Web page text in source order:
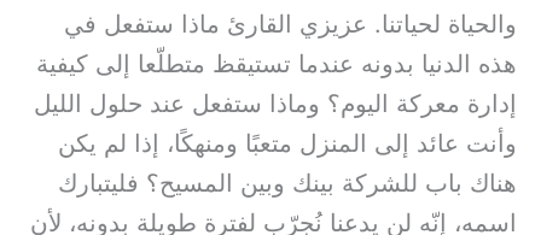
والحياة لحياتنا. عزيزي القارئ ماذا ستفعل في
هذه الدنيا بدونه عندما تستيقظ متطلّعا إلى كيفية
إدارة معركة اليوم؟ وماذا ستفعل عند حلول الليل
وأنت عائد إلى المنزل متعبًا ومنهكًا، إذا لم يكن
هناك باب للشركة بينك وبين المسيح؟ فليتبارك
اسمه، إنّه لن يدعنا نُجرّب لفترة طويلة بدونه، لأن